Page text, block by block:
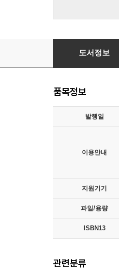
전체성과 무한 강해
도서정보
품목정보
발행일
이용안내
지원기기
파일/용량
ISBN13
관련분류